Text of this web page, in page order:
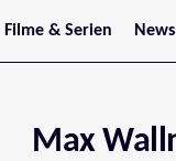
Filme & Serien
Trailer
Serienarchiv
News
Stars
Max